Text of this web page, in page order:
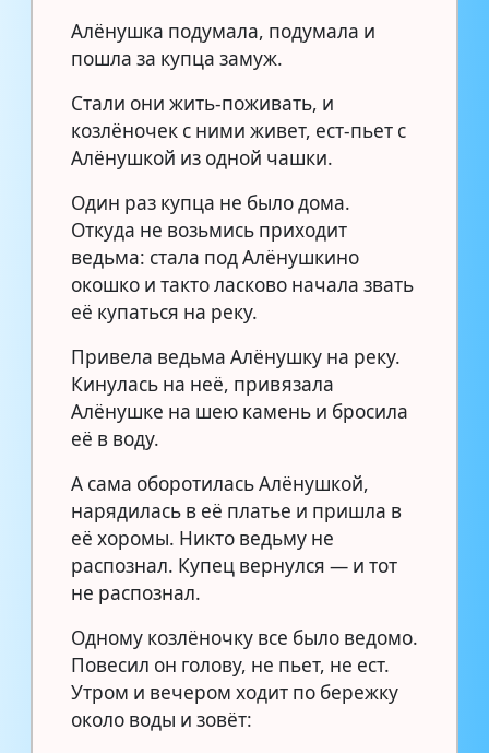
Алёнушка подумала, подумала и
пошла за купца замуж.
Стали они жить-поживать, и
козлёночек с ними живет, ест-пьет с
Алёнушкой из одной чашки.
Один раз купца не было дома.
Откуда не возьмись приходит
ведьма: стала под Алёнушкино
окошко и такто ласково начала звать
её купаться на реку.
Привела ведьма Алёнушку на реку.
Кинулась на неё, привязала
Алёнушке на шею камень и бросила
её в воду.
А сама оборотилась Алёнушкой,
нарядилась в её платье и пришла в
её хоромы. Никто ведьму не
распознал. Купец вернулся — и тот
не распознал.
Одному козлёночку все было ведомо.
Повесил он голову, не пьет, не ест.
Утром и вечером ходит по бережку
около воды и зовёт: